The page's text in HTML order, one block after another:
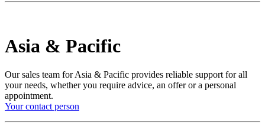
Asia & Pacific
Our sales team for Asia & Pacific provides reliable support for all
your needs, whether you require advice, an offer or a personal
appointment.
Your contact person